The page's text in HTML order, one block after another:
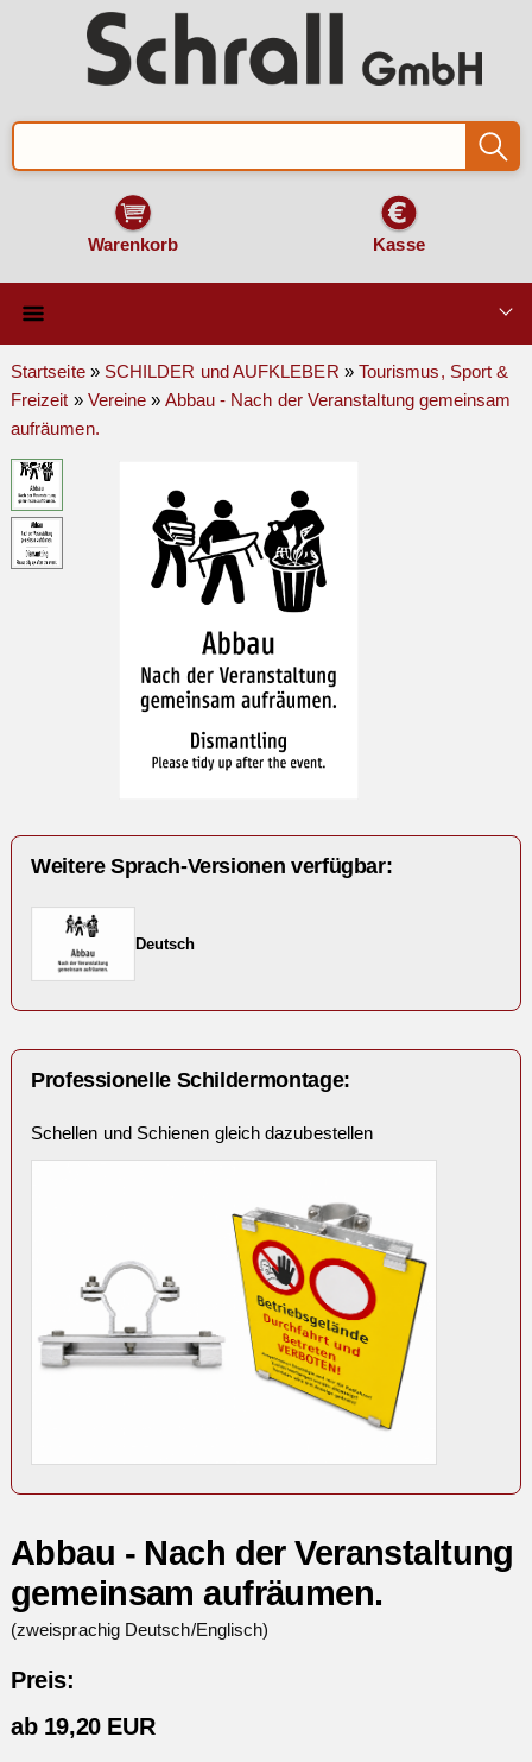
Warenkorb Kasse
Qualität & Technik
SCHILDER und AUFKLEBER
VERKEHRSZEICHEN
Montage & Zubehör
Startseite» SCHILDER und AUFKLEBER » Tourismus, Sport &
Freizeit » Vereine » Abbau - Nach der Veranstaltung gemeinsam
aufräumen.
Weitere Sprach-Versionen verfügbar:
Deutsch
Professionelle Schildermontage:
Schellen und Schienen gleich dazubestellen
Abbau - Nach der Veranstaltung
gemeinsam aufräumen.
(zweisprachig Deutsch/Englisch)
Preis:
ab 19,20 EUR